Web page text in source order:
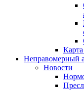
Неправомерный
Новости